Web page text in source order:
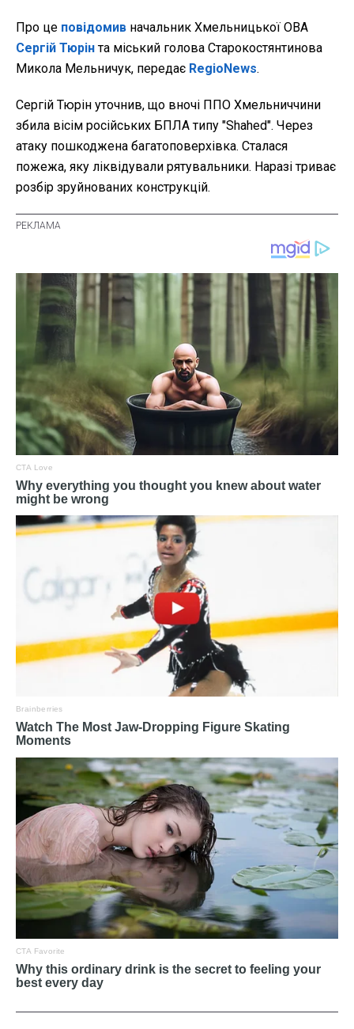
Про це повідомив начальник Хмельницької ОВА
Сергій Тюрінта міський голова Старокостянтинова
Микола Мельничук, передає RegioNews.
Сергій Тюрін уточнив, що вночі ППО Хмельниччини
збила вісім російських БПЛА типу "Shahed". Через
атаку пошкоджена багатоповерхівка. Сталася
пожежа, яку ліквідували рятувальники. Наразі триває
розбір зруйнованих конструкцій.